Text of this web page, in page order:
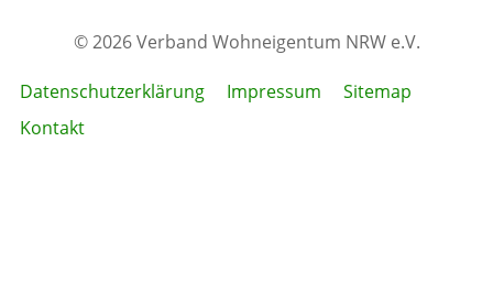
© 2026 Verband Wohneigentum NRW e.V.
Datenschutzerklärung Impressum
Sitemap
Kontakt